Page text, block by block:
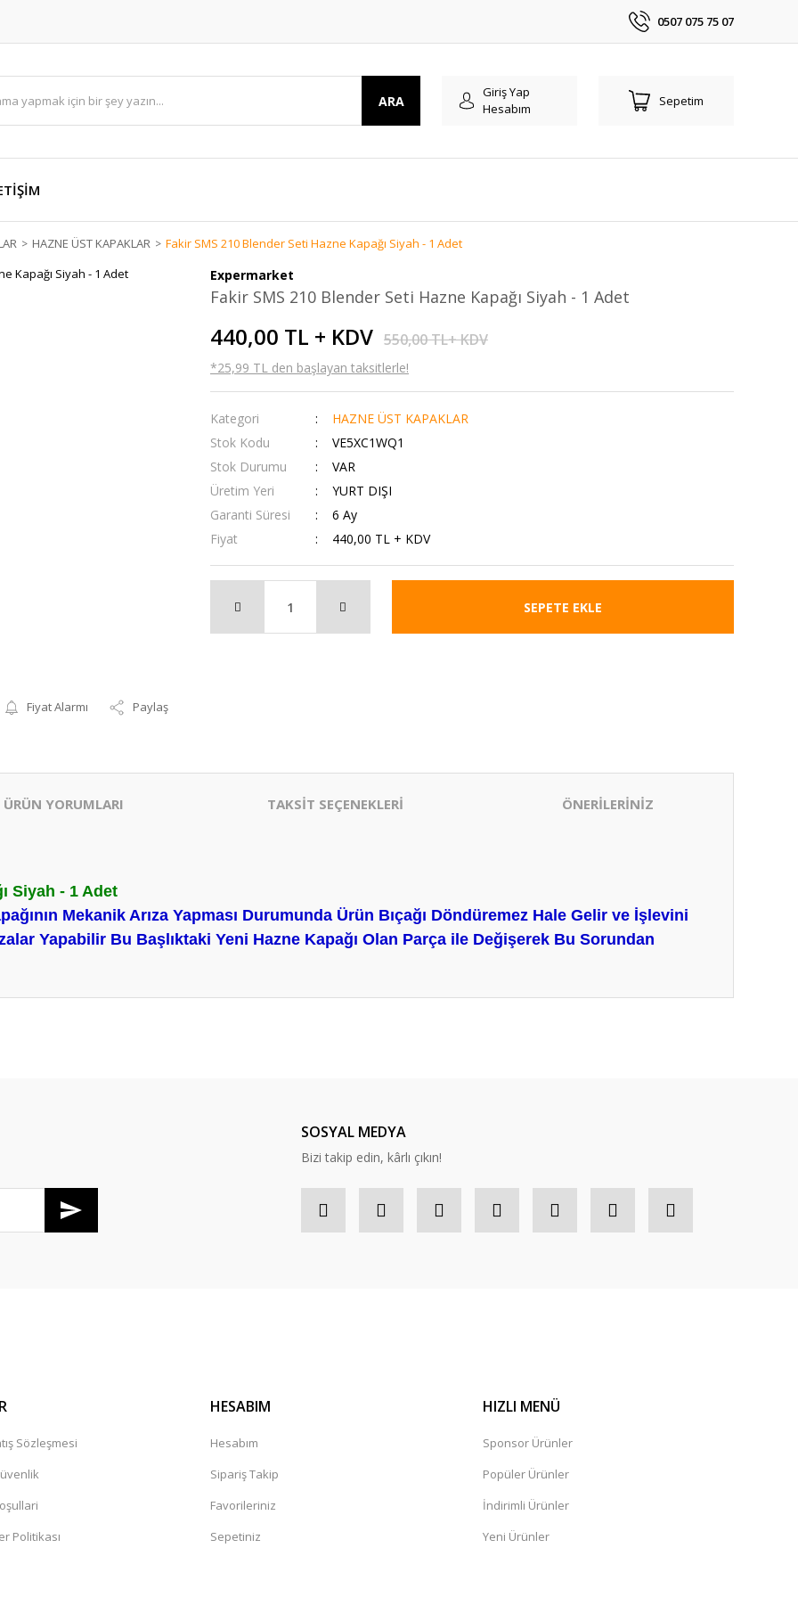
0507 075 75 07
ARA
Giriş Yap
Hesabım
Sepetim
HAZNE ÜST KAPAKLAR Fakir SMS 210 Blender Seti Hazne Kapağı Siyah - 1 Adet
Fiyat Alarmı Paylaş
Expermarket
Fakir SMS 210 Blender Seti Hazne Kapağı Siyah - 1 Adet
440,00 TL + KDV 550,00 TL+ KDV
*25,99 TL den başlayan taksitlerle!
Kategori
HAZNE ÜST KAPAKLAR
Stok Kodu
VE5XC1WQ1
Stok Durumu
VAR
Üretim Yeri
YURT DIŞI
Garanti Süresi
6 Ay
Fiyat
440,00 TL + KDV
SEPETE EKLE
ÜRÜN YORUMLARI TAKSİT SEÇENEKLERİ ÖNERİLERİNİZ
Siyah - 1 Adet
Mekanik Arıza Yapması Durumunda Ürün Bıçağı Döndüremez Hale Gelir ve İşlevini
Yapabilir Bu Başlıktaki Yeni Hazne Kapağı Olan Parça ile Değişerek Bu Sorundan
SOSYAL MEDYA
Bizi takip edin, kârlı çıkın!
Sözleşmesi
Politikası
HESABIM
Hesabım
Sipariş Takip
Favorileriniz
Sepetiniz
HIZLI MENÜ
Sponsor Ürünler
Popüler Ürünler
İndirimli Ürünler
Yeni Ürünler